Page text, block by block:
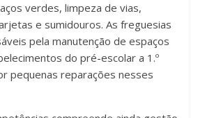
verdes, limpeza de vias,
e sumidouros. As freguesias
pela manutenção de espaços
do pré-escolar a 1.º
pequenas reparações nesses